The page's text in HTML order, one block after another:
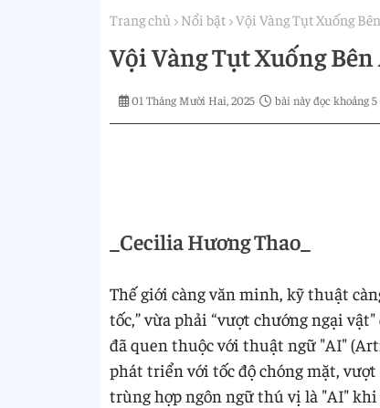
Trang chủ Nổi bật Vội Vàng Tụt Xuống
Vội Vàng Tụt Xuống
01 Tháng Mười Hai, 2025 bài này đọc khoảng
_Cecilia Hương Thao_
Thế giới càng văn minh, kỹ thuật
tốc,” vừa phải “vượt chướng ngại
đã quen thuộc với thuật ngữ "AI"
phát triển với tốc độ chóng mặt,
trùng hợp ngôn ngữ thú vị là "AI"